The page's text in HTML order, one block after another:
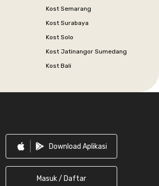
Kost Semarang
Kost Surabaya
Kost Solo
Kost Jatinangor Sumedang
Kost Bali
Download Aplikasi
Masuk / Daftar